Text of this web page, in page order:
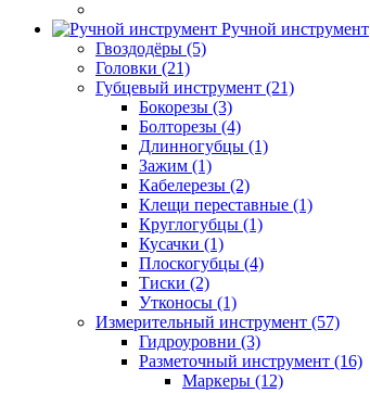
Ручной инструмент
Гвоздодёры (5)
Головки (21)
Губцевый инструмент (21)
Бокорезы (3)
Болторезы (4)
Длинногубцы (1)
Зажим (1)
Кабелерезы (2)
Клещи переставные (1)
Круглогубцы (1)
Кусачки (1)
Плоскогубцы (4)
Тиски (2)
Утконосы (1)
Измерительный инструмент (57)
Гидроуровни (3)
Разметочный инструмент (16)
Маркеры (12)